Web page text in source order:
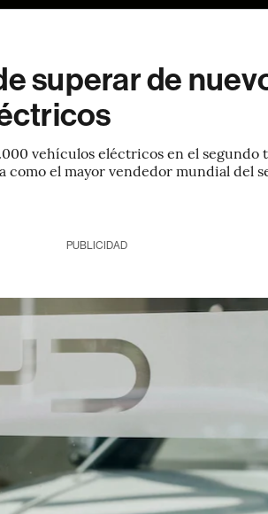
superar de
vehículos eléctricos en el
como el mayor vendedor mundial del
PUBLICIDAD